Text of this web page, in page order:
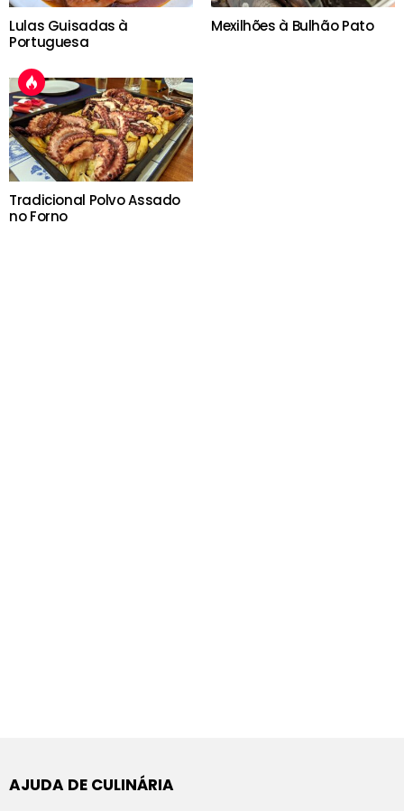
Lulas Guisadas à
Portuguesa
Mexilhões à Bulhão Pato
Tradicional Polvo Assado
no Forno
AJUDA DE CULINÁRIA